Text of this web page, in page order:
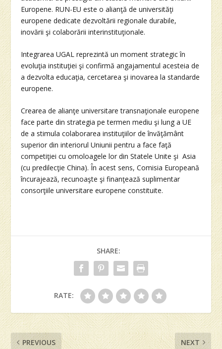
Europene. RUN-EU este o alianţă de universităţi
europene dedicate dezvoltării regionale durabile,
inovării şi colaborării interinstituţionale.
Integrarea UGAL reprezintă un moment strategic în
evoluţia instituţiei şi confirmă angajamentul acesteia de
a dezvolta educaţia, cercetarea şi inovarea la standarde
europene.
Crearea de alianţe universitare transnaţionale europene
face parte din strategia pe termen mediu şi lung a UE
de a stimula colaborarea instituţiilor de învăţământ
superior din interiorul Uniunii pentru a face faţă
competiţiei cu omoloagele lor din Statele Unite şi Asia
(cu predilecţie China). În acest sens, Comisia Europeană
încurajează, recunoaşte şi finanţează suplimentar
consorţiile universitare europene constituite.
SHARE:
RATE:
PREVIOUS NEXT